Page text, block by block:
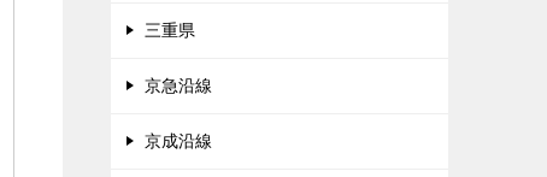
三重県
京急沿線
京成沿線